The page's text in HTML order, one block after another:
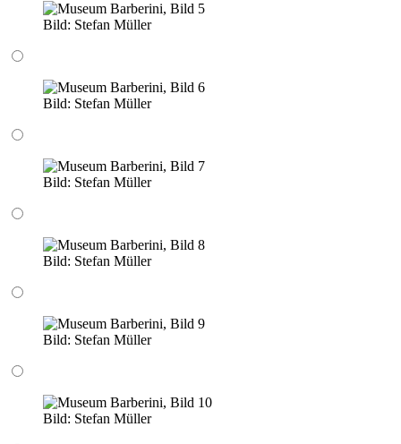
Bild: Stefan Müller
Bild: Stefan Müller
Bild: Stefan Müller
Bild: Stefan Müller
Bild: Stefan Müller
Bild: Stefan Müller